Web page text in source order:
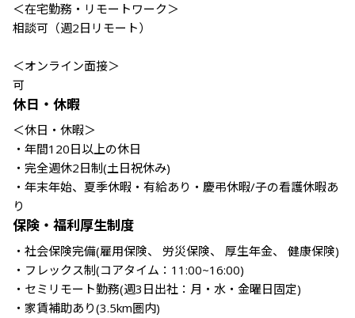
＜在宅勤務・リモートワーク＞
相談可（週2日リモート）
＜オンライン面接＞
可
休日・休暇
＜休日・休暇＞
・年間120日以上の休日
・完全週休2日制(土日祝休み)
・年末年始、夏季休暇・有給あり・慶弔休暇/子の看護休暇あ
り
保険・福利厚生制度
・社会保険完備(雇用保険、 労災保険、 厚生年金、 健康保険)
・フレックス制(コアタイム：11:00~16:00)
・セミリモート勤務(週3日出社：月・水・金曜日固定)
・家賃補助あり(3.5km圏内)